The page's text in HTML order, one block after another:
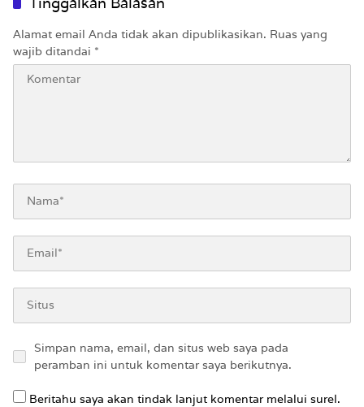
Alamat email Anda tidak akan dipublikasikan. Ruas yang
wajib ditandai *
Simpan nama, email, dan situs web saya pada
peramban ini untuk komentar saya berikutnya.
Beritahu saya akan tindak lanjut komentar melalui surel.